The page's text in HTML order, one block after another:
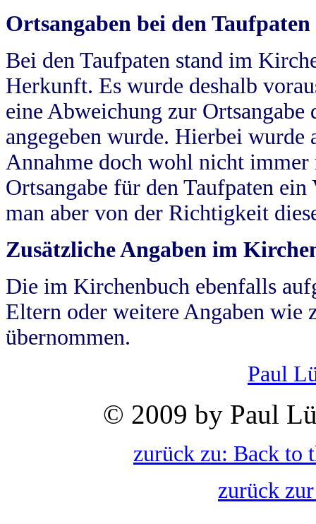
Ortsangaben bei den Taufpaten
Bei den Taufpaten stand im
Herkunft. Es wurde deshalb
eine Abweichung zur
angegeben wurde. Hierbei wurde
Annahme doch wohl nicht
Ortsangabe für den Taufpaten
man aber von der Richtigkeit
Zusätzliche Angaben im
Die im Kirchenbuch ebenfalls
Eltern oder weitere Angaben wie
übernommen.
Paul
© 2009 by Paul
zurück zu: Back to
zurück